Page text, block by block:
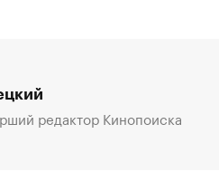
редактор Кинопоиска